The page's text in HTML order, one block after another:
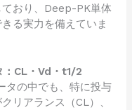
おり、Deep-PK単体
る実力を備えていま
：CL・Vd・t1/2
タの中でも、特に投与
リアランス（CL）、